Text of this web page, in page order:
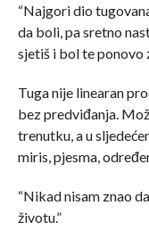
“Najgori dio
da boli, pa sretno
sjetiš i bol te ponovo
Tuga nije linearan
bez predviđanja.
trenutku, a u
miris, pjesma,
“Nikad nisam znao
životu.”